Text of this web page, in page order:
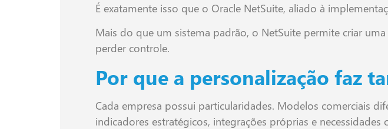
É exatamente isso que o Oracle NetSuite, aliado à
Mais do que um sistema padrão, o NetSuite permite criar
perder controle.
Por que a personalização faz
Cada empresa possui particularidades. Modelos comerciais
indicadores estratégicos, integrações próprias e